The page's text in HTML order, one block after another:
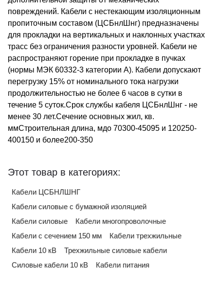
повреждений. Кабели с нестекающим изоляционным
пропиточным составом (ЦСБнлШнг) предназначены
для прокладки на вертикальных и наклонных участках
трасс без ограничения разности уровней. Кабели не
распространяют горение при прокладке в пучках
(нормы МЭК 60332-3 категории А). Кабели допускают
перегрузку 15% от номинального тока нагрузки
продолжительностью не более 6 часов в сутки в
течение 5 суток.Срок службы кабеля ЦСБнлШнг - не
менее 30 лет.Сечение основных жил, кв.
ммСтроительная длина, мдо 70300-45095 и 120250-
400150 и более200-350
Этот товар в категориях:
Кабели ЦСБНЛШНГ
Кабели силовые с бумажной изоляцией
Кабели силовые
Кабели многопроволочные
Кабели с сечением 150 мм
Кабели трехжильные
Кабели 10 кВ
Трехжильные силовые кабели
Силовые кабели 10 кВ
Кабели питания